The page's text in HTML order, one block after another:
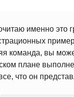
именно это
команда, вы
плане
что он